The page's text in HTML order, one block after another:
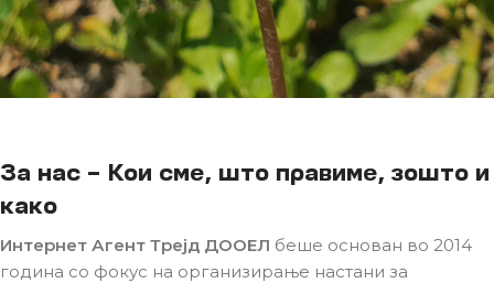
За нас – Кои сме, што правиме, зошто и
како
Интернет Агент Трејд ДООЕЛ беше основан во 2014
година со фокус на организирање настани за